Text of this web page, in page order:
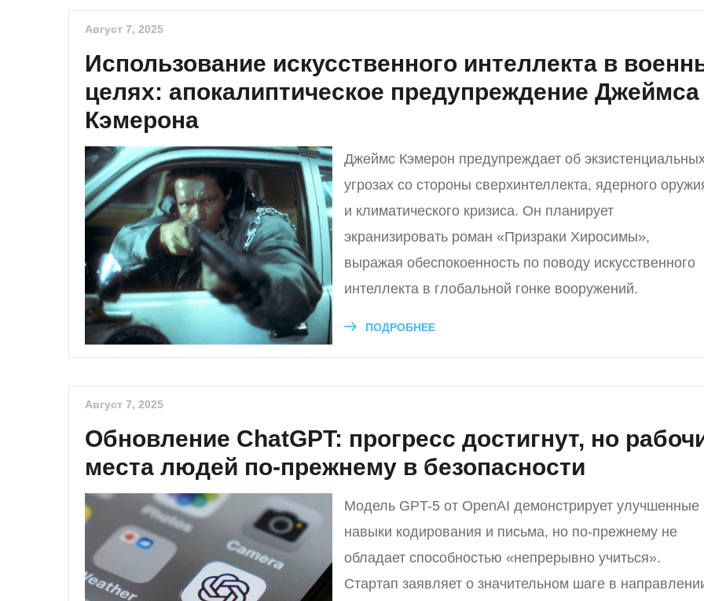
Август 7, 2025
Использование искусственного интеллекта в
целях: апокалиптическое предупреждение Джеймса
Кэмерона
Джеймс Кэмерон предупреждает об
угрозах со стороны сверхинтеллекта, ядерного
и климатического кризиса. Он планирует
экранизировать роман «Призраки Хиросимы»,
выражая обеспокоенность по поводу искусственного
интеллекта в глобальной гонке вооружений.
ПОДРОБНЕЕ
Август 7, 2025
Обновление ChatGPT: прогресс достигнут, но
места людей по-прежнему в безопасности
Модель GPT-5 от OpenAI демонстрирует улучшенные
навыки кодирования и письма, но по-прежнему не
обладает способностью «непрерывно учиться».
Стартап заявляет о значительном шаге в